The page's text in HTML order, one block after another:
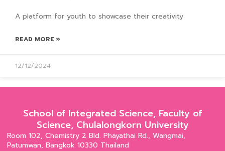
A platform for youth to showcase their creativity
READ MORE »
12/12/2024
School of Integrated Science, Faculty of
Science, Chulalongkorn University
Room 102, Chemistry 2 Bld. Phayathai Rd., Wangmai,
Patumwan, Bangkok 10330 Thailand